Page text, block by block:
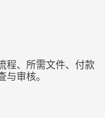
程、所需文件、付款
审核。